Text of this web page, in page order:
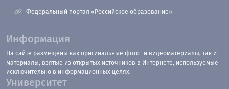
Федеральный портал «Российское образование»
Информация
На сайте размещены как оригинальные фото- и видеоматериалы, так и
материалы, взятые из открытых источников в Интернете, используемые
исключительно в информационных целях.
Университет